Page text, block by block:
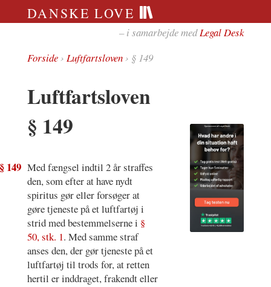
DANSKE LOVE
– i samarbejde medLegal Desk
Forside› Luftfartsloven› § 149
Luftfartsloven
§ 149
149 Med fængsel indtil 2 år straffes
den, som efter at have nydt
spiritus gør eller forsøger at
gøre tjeneste på et luftfartøj i
strid med bestemmelserne i §
50, stk. 1. Med samme straf
anses den, der gør tjeneste på et
luftfartøj til trods for, at retten
hertil er inddraget, frakendt eller